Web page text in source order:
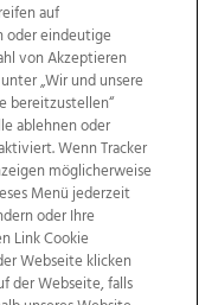
Kontakt
Jobs
auf
oder eindeutige
von Akzeptieren
„Wir und unsere
bereitzustellen“
ablehnen oder
Wenn Tracker
möglicherweise
Menü jederzeit
oder Ihre
Link Cookie
Webseite klicken
der Webseite, falls